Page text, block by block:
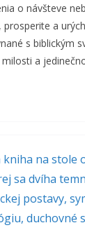
o návšteve
prosperite a
s biblickým
a